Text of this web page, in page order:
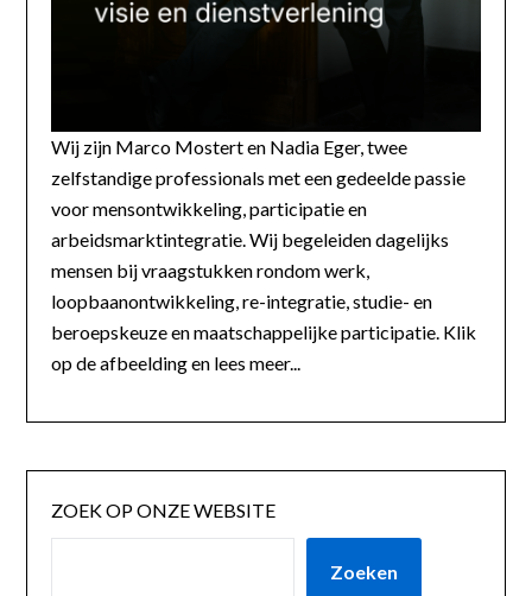
Wij zijn Marco Mostert en Nadia Eger, twee
zelfstandige professionals met een gedeelde passie
voor mensontwikkeling, participatie en
arbeidsmarktintegratie. Wij begeleiden dagelijks
mensen bij vraagstukken rondom werk,
loopbaanontwikkeling, re-integratie, studie- en
beroepskeuze en maatschappelijke participatie. Klik
op de afbeelding en lees meer...
ZOEK OP ONZE WEBSITE
Zoeken